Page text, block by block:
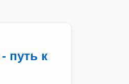
путь к